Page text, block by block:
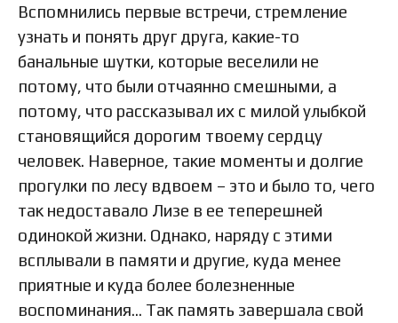
Вспомнились первые встречи, стремление
узнать и понять друг друга, какие-то
банальные шутки, которые веселили не
потому, что были отчаянно смешными, а
потому, что рассказывал их с милой улыбкой
становящийся дорогим твоему сердцу
человек. Наверное, такие моменты и долгие
прогулки по лесу вдвоем – это и было то, чего
так недоставало Лизе в ее теперешней
одинокой жизни. Однако, наряду с этими
всплывали в памяти и другие, куда менее
приятные и куда более болезненные
воспоминания… Так память завершала свой